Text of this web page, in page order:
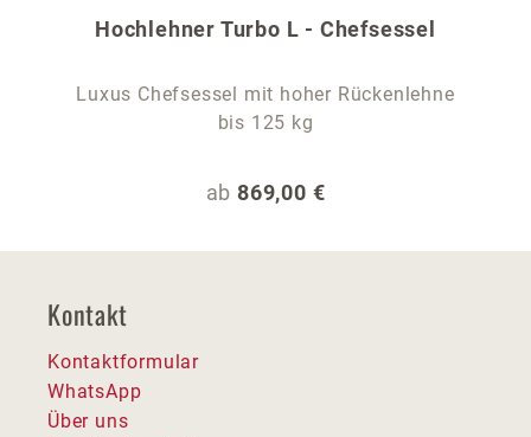
Hochlehner Turbo L - Chefsessel
Luxus Chefsessel mit hoher Rückenlehne
bis 125 kg
Regulärer Preis:
ab 869,00 €
Kontakt
Kontaktformular
WhatsApp
Über uns